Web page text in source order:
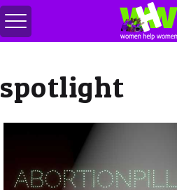
메
뉴
spotlight